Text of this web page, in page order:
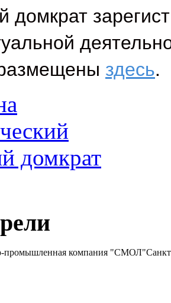
домкрат
здесь.
промышленная компания "СМОЛ"